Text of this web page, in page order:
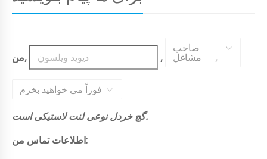
من, ,
صاحب
مشاغل ,
فوراً می خواهید بخرم
گچ خردل نوعی لنت لاستیکی است.
اطلاعات تماس من: